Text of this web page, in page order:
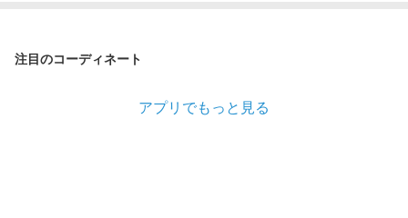
注目のコーディネート
アプリでもっと見る